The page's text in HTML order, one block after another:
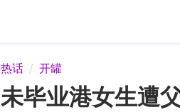
热话 开罐
未毕业港女生遭